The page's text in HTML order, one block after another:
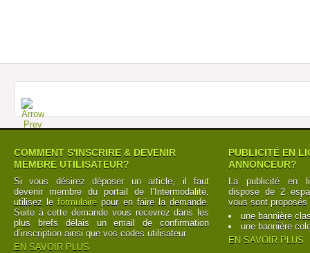
COMMENT S'INSCRIRE & DEVENIR
MEMBRE UTILISATEUR?
Si vous désirez déposer un article, il faut
devenir membre du portail de l’Intermodalité,
utilisez leformulaire pour en faire la demande.
Suite à cette demande vous recevrez dans les
plus brefs délais un email de confirmation
d’inscription ainsi que vos codes utilisateur.
EN SAVOIR PLUS
PUBLICITÉ EN
ANNONCEUR?
La publicité en
dispose de 2
vous sont proposés
une bannière
une bannière
EN SAVOIR PLUS